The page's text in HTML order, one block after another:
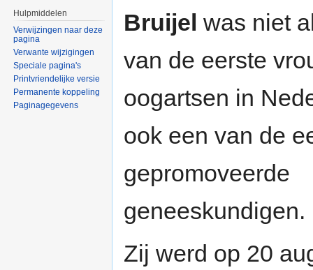
Bruijel was niet
van de eerste
oogartsen in
ook een van de
gepromoveerde
geneeskundigen.
Zij werd op 20
Hulpmiddelen
Verwijzingen naar deze
pagina
Verwante wijzigingen
Speciale pagina's
Printvriendelijke versie
Permanente koppeling
Paginagegevens